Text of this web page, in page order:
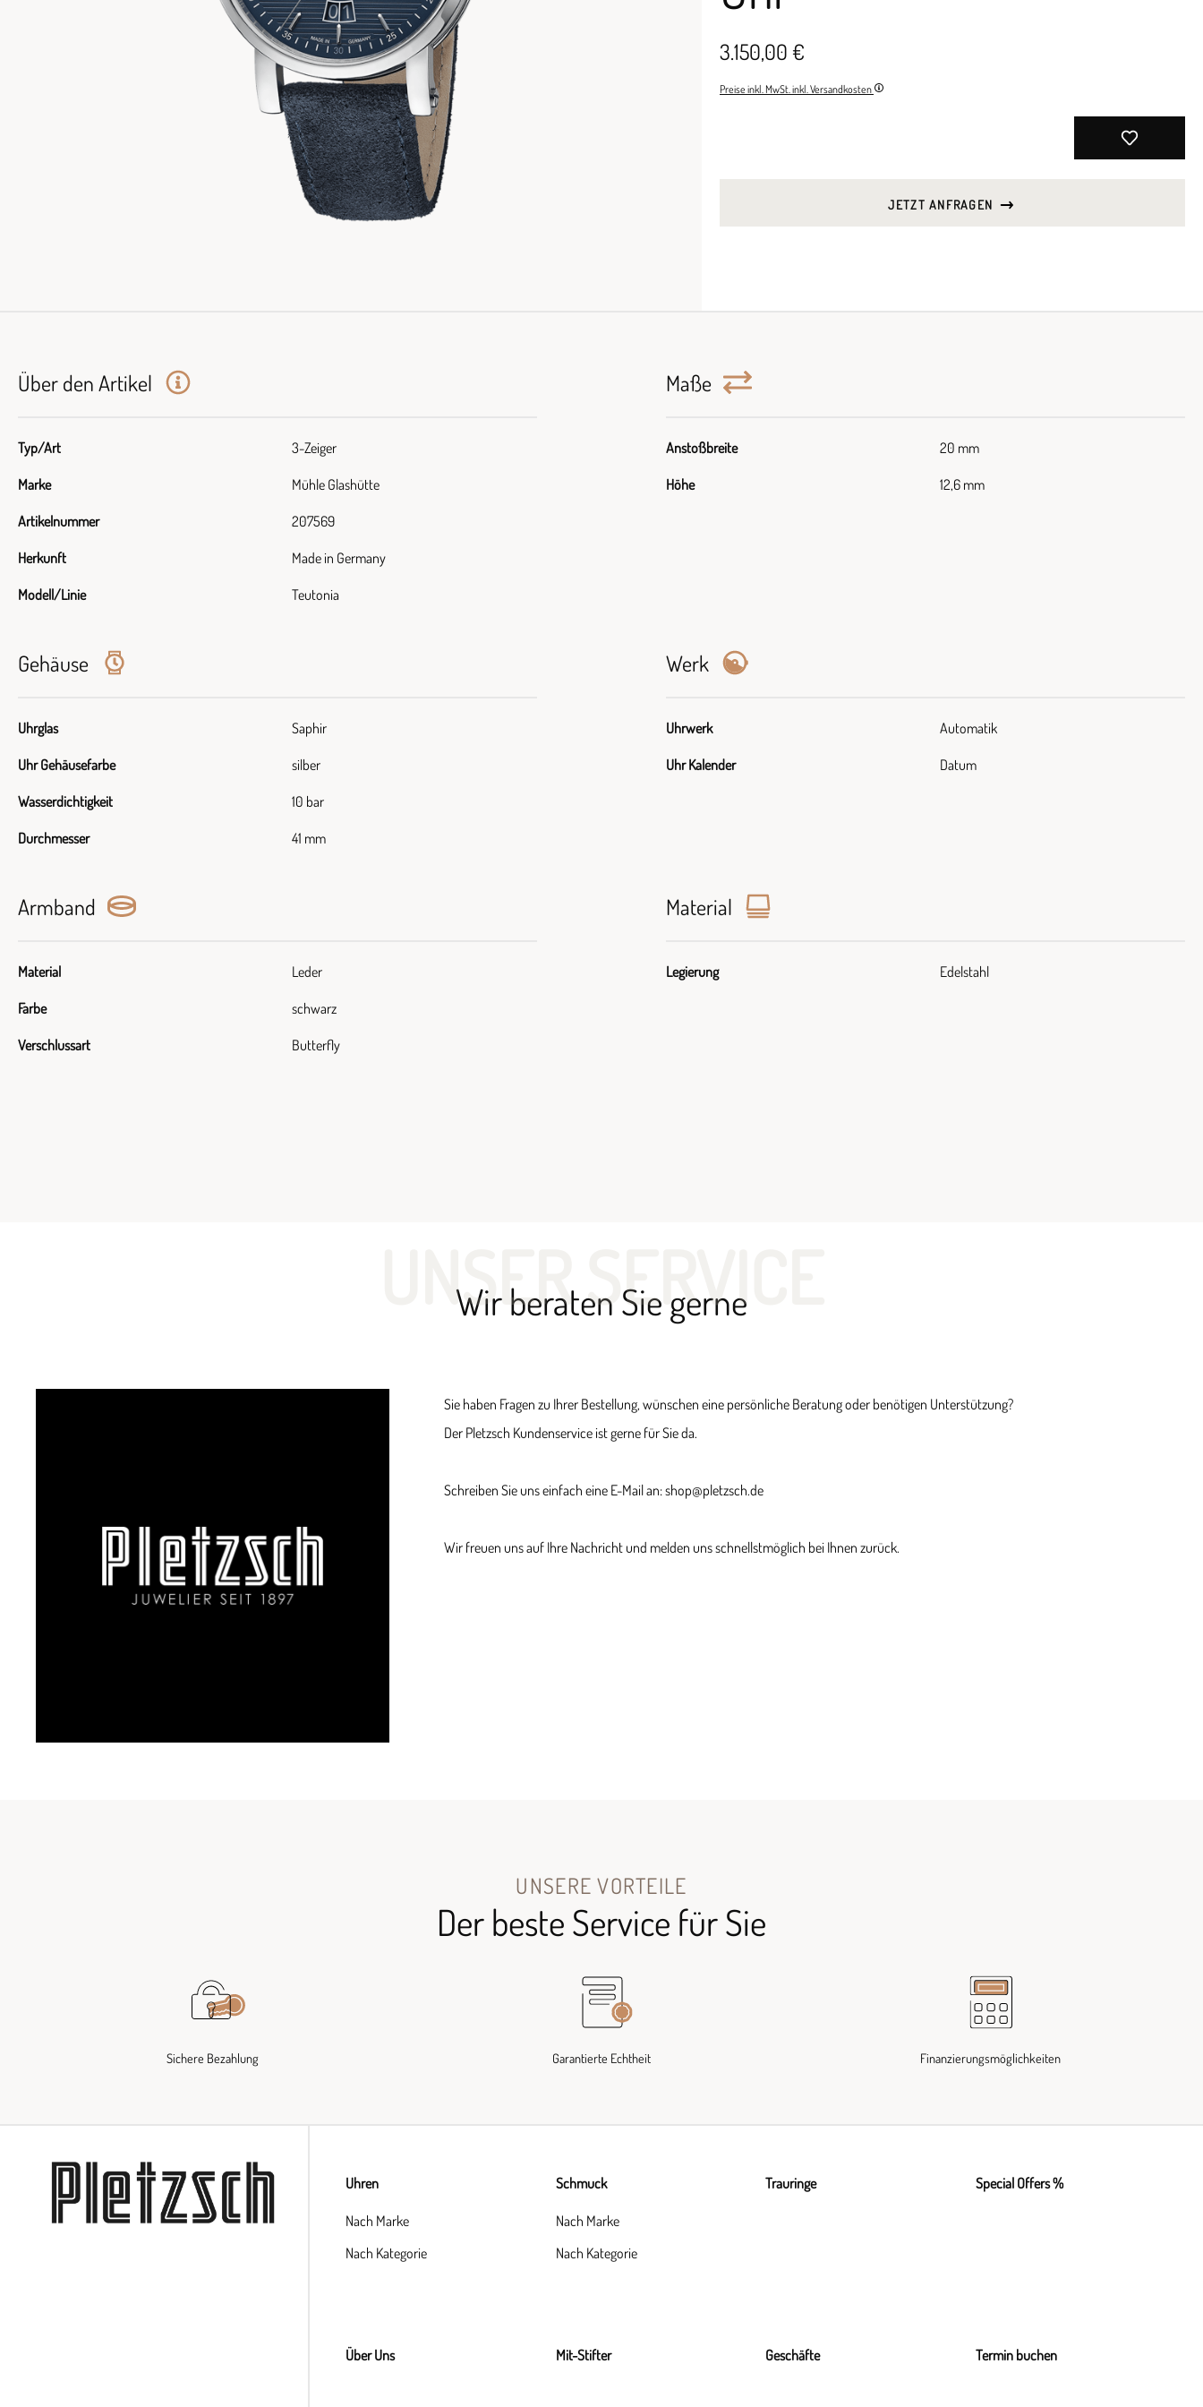
3.150,00 €
Preise inkl. MwSt. inkl. Versandkosten
JETZT ANFRAGEN
Über den Artikel
Typ/Art 3-Zeiger
Marke Mühle Glashütte
Artikelnummer 207569
Herkunft Made in Germany
Modell/Linie Teutonia
Maße
Anstoßbreite 20 mm
Höhe 12,6 mm
Gehäuse
Uhrglas Saphir
Uhr Gehäusefarbe silber
Wasserdichtigkeit 10 bar
Durchmesser 41 mm
Werk
Uhrwerk Automatik
Uhr Kalender Datum
Armband
Material Leder
Farbe schwarz
Verschlussart Butterfly
Material
Legierung Edelstahl
UNSER SERVICE
Wir beraten Sie gerne
Sie haben Fragen zu Ihrer Bestellung, wünschen eine persönliche Beratung oder benötigen Unterstützung?
Der Pletzsch Kundenservice ist gerne für Sie da.
Schreiben Sie uns einfach eine E-Mail an: shop@pletzsch.de
Wir freuen uns auf Ihre Nachricht und melden uns schnellstmöglich bei Ihnen zurück.
UNSERE VORTEILE
Der beste Service für Sie
Sichere Bezahlung Garantierte Echtheit Finanzierungsmöglichkeiten
Uhren
Nach Marke
Nach Kategorie
Schmuck
Nach Marke
Nach Kategorie
Trauringe Special Offers %
Über Uns Mit-Stifter Geschäfte Termin buchen